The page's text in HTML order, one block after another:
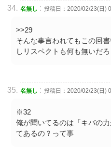
名無し : 投稿日：2020/02/23(日)
>>29
そんな事言われてもこの回
しリスペクトも何も無いだ
名無し : 投稿日：2020/02/23(日)
※32
俺が聞いてるのは「キバの
てあるの？って事